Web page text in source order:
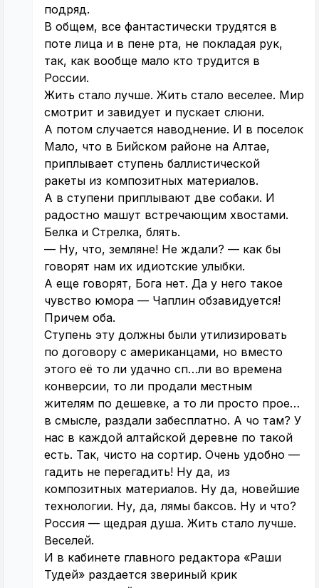
подряд.
В общем, все фантастически трудятся в
поте лица и в пене рта, не покладая рук,
так, как вообще мало кто трудится в
России.
Жить стало лучше. Жить стало веселее. Мир
смотрит и завидует и пускает слюни.
А потом случается наводнение. И в поселок
Мало, что в Бийском районе на Алтае,
приплывает ступень баллистической
ракеты из композитных материалов.
А в ступени приплывают две собаки. И
радостно машут встречающим хвостами.
Белка и Стрелка, блять.
— Ну, что, земляне! Не ждали? — как бы
говорят нам их идиотские улыбки.
А еще говорят, Бога нет. Да у него такое
чувство юмора — Чаплин обзавидуется!
Причем оба.
Ступень эту должны были утилизировать
по договору с американцами, но вместо
этого её то ли удачно сп…ли во времена
конверсии, то ли продали местным
жителям по дешевке, а то ли просто прое…
в смысле, раздали забесплатно. А чо там? У
нас в каждой алтайской деревне по такой
есть. Так, чисто на сортир. Очень удобно —
гадить не перегадить! Ну да, из
композитных материалов. Ну да, новейшие
технологии. Ну, да, лямы баксов. Ну и что?
Россия — щедрая душа. Жить стало лучше.
Веселей.
И в кабинете главного редактора «Раши
Тудей» раздается звериный крик